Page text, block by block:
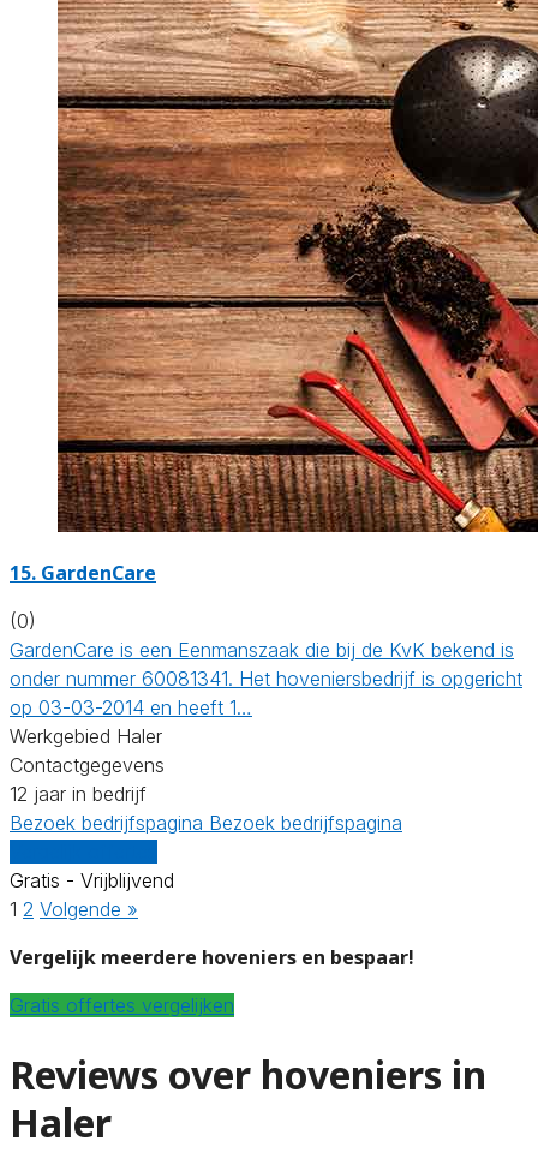
15. GardenCare
(0)
GardenCare is een Eenmanszaak die bij de KvK bekend is
onder nummer 60081341. Het hoveniersbedrijf is opgericht
op 03-03-2014 en heeft 1…
Werkgebied Haler
Contactgegevens
12 jaar in bedrijf
Bezoek bedrijfspagina Bezoek bedrijfspagina
Gratis - Vrijblijvend
1 2 Volgende »
Vergelijk meerdere hoveniers en bespaar!
Gratis offertes vergelijken
Reviews over hoveniers in
Haler